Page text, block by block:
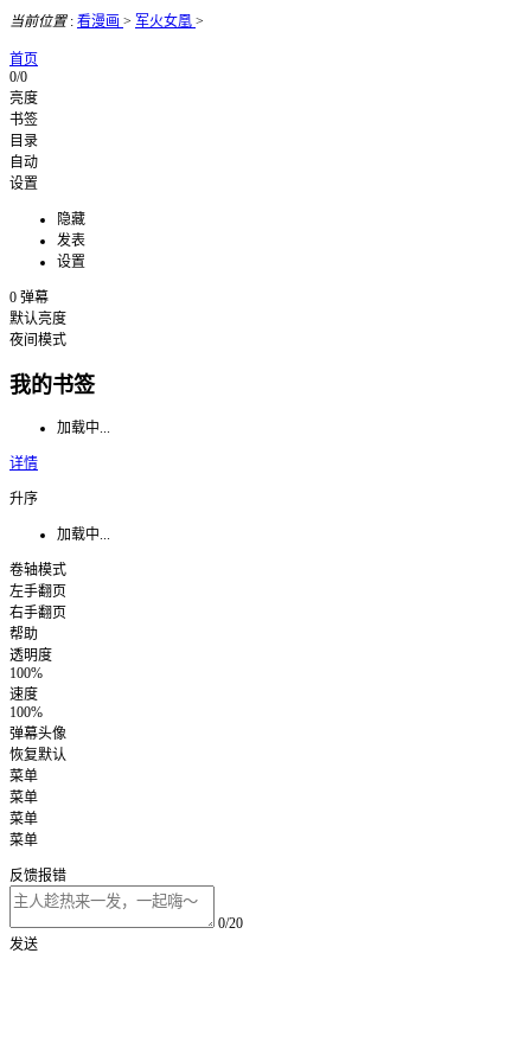
当前位置: 看漫画 > 军火女凰 >
首页
0/0
亮度
书签
目录
自动
设置
隐藏
发表
设置
0 弹幕
默认亮度
夜间模式
我的书签
加载中...
详情
升序
加载中...
卷轴模式
左手翻页
右手翻页
帮助
透明度
100%
速度
100%
弹幕头像
恢复默认
菜单
菜单
菜单
菜单
反馈报错
0/20
发送